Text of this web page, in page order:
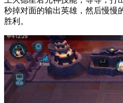
秒掉对面的输出英雄，然后慢慢
胜利。